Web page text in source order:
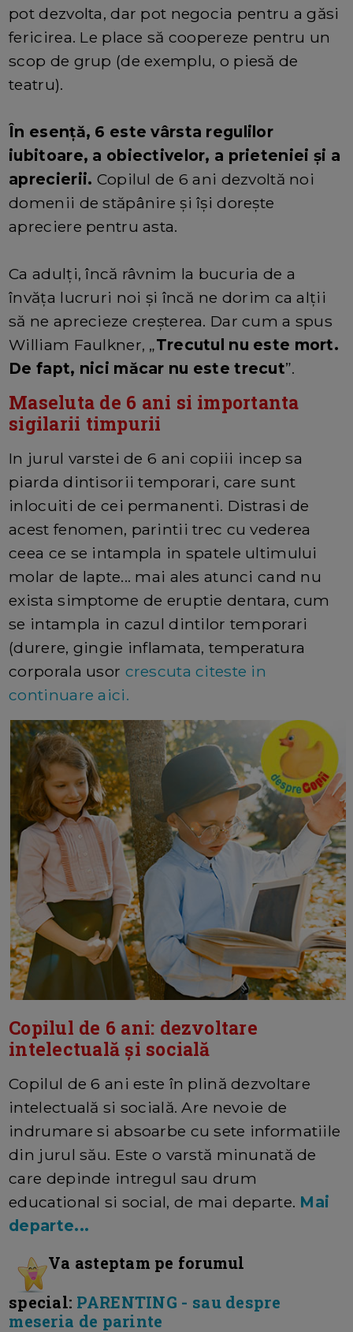
pot dezvolta, dar pot negocia pentru a găsi
fericirea. Le place să coopereze pentru un
scop de grup (de exemplu, o piesă de
teatru).
În esență, 6 este vârsta regulilor
iubitoare, a obiectivelor, a prieteniei și a
aprecierii. Copilul de 6 ani dezvoltă noi
domenii de stăpânire și își dorește
apreciere pentru asta.
Ca adulți, încă râvnim la bucuria de a
învăța lucruri noi și încă ne dorim ca alții
să ne aprecieze creșterea. Dar cum a spus
William Faulkner, „Trecutul nu este mort.
De fapt, nici măcar nu este trecut”.
Maseluta de 6 ani si importanta
sigilarii timpurii
In jurul varstei de 6 ani copiii incep sa
piarda dintisorii temporari, care sunt
inlocuiti de cei permanenti. Distrasi de
acest fenomen, parintii trec cu vederea
ceea ce se intampla in spatele ultimului
molar de lapte... mai ales atunci cand nu
exista simptome de eruptie dentara, cum
se intampla in cazul dintilor temporari
(durere, gingie inflamata, temperatura
corporala usor crescuta citeste in
continuare aici.
Copilul de 6 ani: dezvoltare
intelectuală și socială
Copilul de 6 ani este în plină dezvoltare
intelectuală si socială. Are nevoie de
indrumare si absoarbe cu sete informatiile
din jurul său. Este o varstă minunată de
care depinde intregul sau drum
educational si social, de mai departe. Mai
departe...
Va asteptam pe forumul
special: PARENTING - sau despre
meseria de parinte